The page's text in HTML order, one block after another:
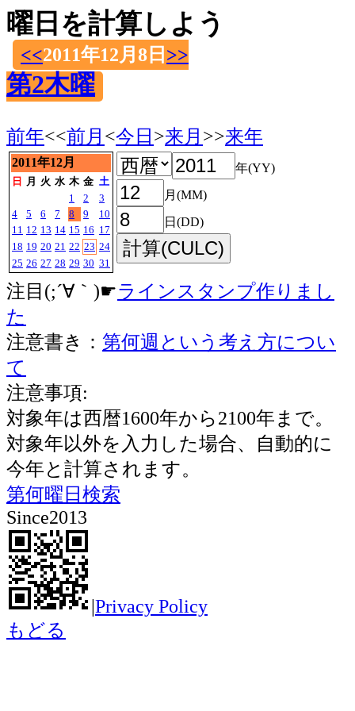
曜日を計算しよう
<<2011年12月8日 >>
第2木曜
前年<<前月 <今日 >来月 >>来年
2011年12月
日 月 火 水 木 金 土
1
2
3
4
5 6 7 8 9
10
11 12 13 14 15 16 17
18 19 20 21 22 23 24
25 26 27 28 29 30 31
年(YY)
月(MM)
日(DD)
注目(;´∀｀)☛ラインスタンプ作りまし
た
注意書き： 第何週という考え方につい
て
注意事項:
対象年は西暦1600年から2100年まで。
対象年以外を入力した場合、自動的に
今年と計算されます。
第何曜日検索
Since2013
|Privacy Policy
もどる